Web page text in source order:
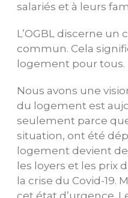
salariés et à leurs
L’OGBL discerne
commun. Cela
logement pour tous.
Nous avons une
du logement est
seulement parce
situation, ont été
logement devient
les loyers et les
la crise du Covid-
cet état d’urgence.